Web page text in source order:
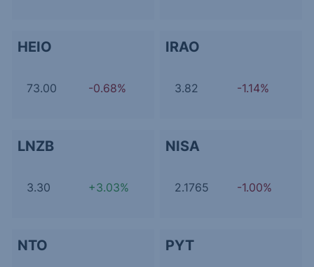
HEIO
73.00 -0.68%
IRAO
3.82 -1.14%
LNZB
3.30 +3.03%
NISA
2.1765 -1.00%
NTO PYT